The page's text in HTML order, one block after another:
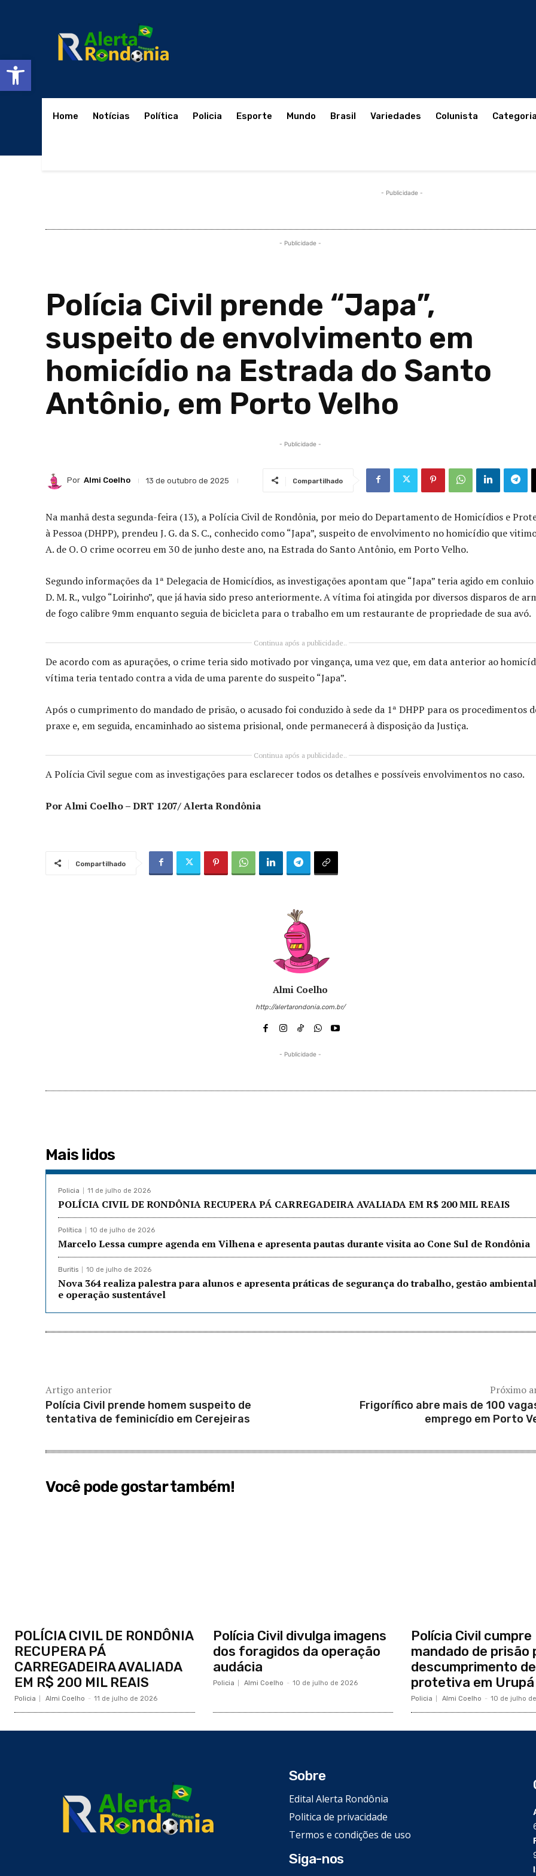
Abrir a barra de ferramentas
Home Notícias Política Policia Esporte Mundo Brasil Variedades Colunista
- Publicidade -
- Publicidade -
Polícia Civil prende “Japa”,
suspeito de envolvimento em
homicídio na Estrada do Santo
Antônio, em Porto Velho
- Publicidade -
Por Almi Coelho 13 de outubro de 2025 Compartilhado
Na manhã desta segunda-feira (13), a Polícia Civil de Rondônia, por meio do Departamento de Homicídios e
à Pessoa (DHPP), prendeu J. G. da S. C., conhecido como “Japa”, suspeito de envolvimento no homicídio que
A. de O. O crime ocorreu em 30 de junho deste ano, na Estrada do Santo Antônio, em Porto Velho.
Segundo informações da 1ª Delegacia de Homicídios, as investigações apontam que “Japa” teria agido em
D. M. R., vulgo “Loirinho”, que já havia sido preso anteriormente. A vítima foi atingida por diversos disparos de
de fogo calibre 9mm enquanto seguia de bicicleta para o trabalho em um restaurante de propriedade de sua avó.
Continua após a publicidade..
De acordo com as apurações, o crime teria sido motivado por vingança, uma vez que, em data anterior ao
vítima teria tentado contra a vida de uma parente do suspeito “Japa”.
Após o cumprimento do mandado de prisão, o acusado foi conduzido à sede da 1ª DHPP para os procedimentos
praxe e, em seguida, encaminhado ao sistema prisional, onde permanecerá à disposição da Justiça.
Continua após a publicidade..
A Polícia Civil segue com as investigações para esclarecer todos os detalhes e possíveis envolvimentos no caso.
Por Almi Coelho – DRT 1207/Alerta Rondônia
Compartilhado
Almi Coelho
http://alertarondonia.com.br/
- Publicidade -
Mais lidos
Policia 11 de julho de 2026
POLÍCIA CIVIL DE RONDÔNIA RECUPERA PÁ CARREGADEIRA AVALIADA EM R$ 200 MIL REAIS
Política 10 de julho de 2026
Marcelo Lessa cumpre agenda em Vilhena e apresenta pautas durante visita ao Cone Sul de Rondônia
Buritis 10 de julho de 2026
Nova 364 realiza palestra para alunos e apresenta práticas de segurança do trabalho, gestão ambiental
e operação sustentável
Artigo anterior
Polícia Civil prende homem suspeito de
tentativa de feminicídio em Cerejeiras
Próximo
Frigorífico abre mais de 100
emprego em Porto
Você pode gostar também!
POLÍCIA CIVIL DE RONDÔNIA
RECUPERA PÁ
CARREGADEIRA AVALIADA
EM R$ 200 MIL REAIS
Policia Almi Coelho - 11 de julho de 2026
Polícia Civil divulga imagens
dos foragidos da operação
audácia
Policia Almi Coelho - 10 de julho de 2026
Polícia Civil cumpre
mandado de prisão
descumprimento
protetiva em Urupá
Policia Almi Coelho - 10 de julho
Sobre
Edital Alerta Rondônia
Politica de privacidade
Termos e condições de uso
Siga-nos